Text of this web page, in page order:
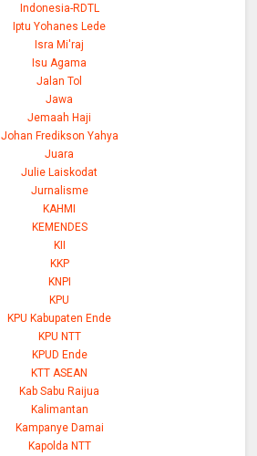
Indonesia-RDTL
Iptu Yohanes Lede
Isra Mi'raj
Isu Agama
Jalan Tol
Jawa
Jemaah Haji
Johan Fredikson Yahya
Juara
Julie Laiskodat
Jurnalisme
KAHMI
KEMENDES
KII
KKP
KNPI
KPU
KPU Kabupaten Ende
KPU NTT
KPUD Ende
KTT ASEAN
Kab Sabu Raijua
Kalimantan
Kampanye Damai
Kapolda NTT